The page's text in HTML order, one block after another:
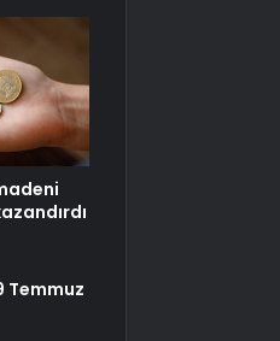
Temmuz